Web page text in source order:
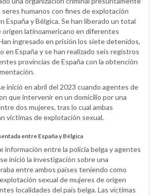
seres humanos con fines de explotación
España y Bélgica. Se han liberado un total
origen latinoamericano en diferentes
ingresado en prisión los siete detenidos,
en España y se han realizado seis registros
provincias de España con la obtención
inició en abril del 2023 cuando agentes de
que intervenir en un domicilio por una
dos mujeres, tras lo cual ambas
víctimas de explotación sexual.
entre España y Bélgica
información entre la policía belga y agentes
inició la investigación sobre una
entre ambos países teniendo como
sexual de mujeres de origen
localidades del país belga. Las víctimas